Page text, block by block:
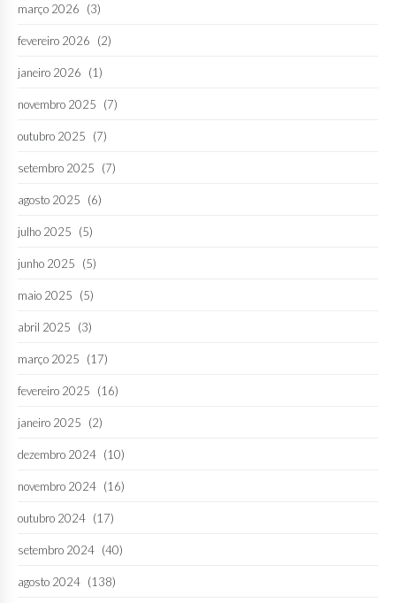
março 2026 (3)
fevereiro 2026 (2)
janeiro 2026 (1)
novembro 2025 (7)
outubro 2025 (7)
setembro 2025 (7)
agosto 2025 (6)
julho 2025 (5)
junho 2025 (5)
maio 2025 (5)
abril 2025 (3)
março 2025 (17)
fevereiro 2025 (16)
janeiro 2025 (2)
dezembro 2024 (10)
novembro 2024 (16)
outubro 2024 (17)
setembro 2024 (40)
agosto 2024 (138)